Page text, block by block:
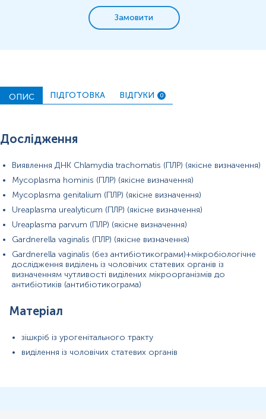
препаратами.
еякуляції (сім’явиверження), виключити ванночки, застосування
мазей.
Примітка!При наявності гнійних виділень з уретри
рекомендовано провести відбір біологічного матеріалу через 15-
20 хв після сечовипускання.
Самостійно проводити відбір не рекомендується, для
гарантування правильного результату відбір має провести
спеціаліст – медична сестра, лікар тощо.
антибіотиків/антимікотиків виконується у випадках виявлення
патогенної чи умовно-патогенної флори у кількостях, що
Замовити
ОПИС ПІДГОТОВКА ВІДГУКИ 0
Дослідження
Виявлення ДНК Chlamydia trachomatis (ПЛР) (якісне визначення)
Mycoplasma hominis (ПЛР) (якісне визначення)
Mycoplasma genitalium (ПЛР) (якісне визначення)
Ureaplasma urealyticum (ПЛР) (якісне визначення)
Ureaplasma parvum (ПЛР) (якісне визначення)
Gardnerella vaginalis (ПЛР) (якісне визначення)
Gardnerella vaginalis (без антибіотикограми)+мікробіологічне
дослідження виділень із чоловічих статевих органів із
визначенням чутливості виділених мікроорганізмів до
антибіотиків (антибіотикограма)
Матеріал
зішкріб із урогенітального тракту
виділення із чоловічих статевих органів